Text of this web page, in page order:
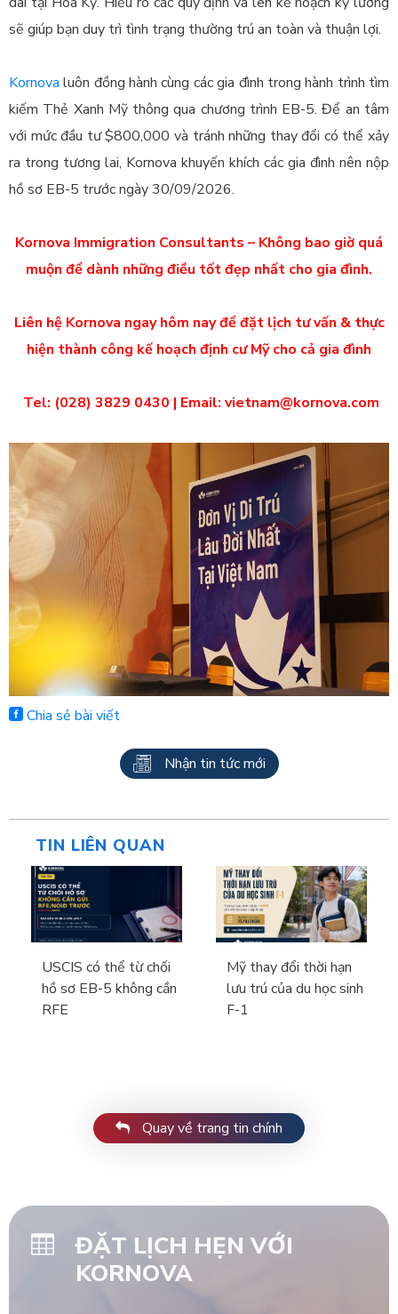
sẽ giúp bạn duy trì tình trạng thường trú an toàn và thuận lợi.
Kornova luôn đồng hành cùng các gia đình trong hành trình tìm
kiếm Thẻ Xanh Mỹ thông qua chương trình EB-5. Để an tâm
với mức đầu tư $800,000 và tránh những thay đổi có thể xảy
ra trong tương lai, Kornova khuyến khích các gia đình nên nộp
hồ sơ EB-5 trước ngày 30/09/2026.
Kornova Immigration Consultants – Không bao giờ quá
muộn để dành những điều tốt đẹp nhất cho gia đình.
Liên hệ Kornova ngay hôm nay để đặt lịch tư vấn & thực
hiện thành công kế hoạch định cư Mỹ cho cả gia đình
Tel: (028) 3829 0430 | Email: vietnam@kornova.com
Chia sẻ bài viết
Nhận tin tức mới
TIN LIÊN QUAN
USCIS có thể từ chối
hồ sơ EB-5 không cần
RFE
Mỹ thay đổi thời hạn
lưu trú của du học sinh
F-1
Quay về trang tin chính
ĐẶT LỊCH HẸN VỚI
KORNOVA